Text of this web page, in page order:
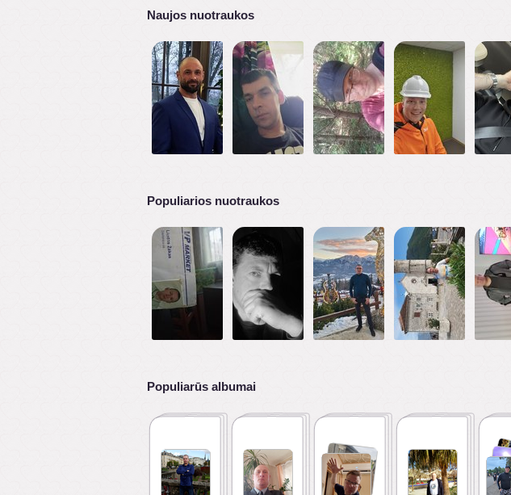
Naujos nuotraukos
Populiarios nuotraukos
Populiarūs albumai